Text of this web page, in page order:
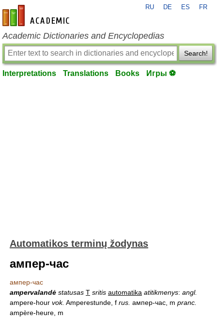
en-academic.com
RU DE ES FR
Academic Dictionaries and Encyclopedias
Search!
Interpretations Translations Books Игры ⚽
Automatikos terminų žodynas
ампер-час
ампер-час
ampervalandė statusas T sritis automatika atitikmenys: angl.
ampere-hour vok. Amperestunde, f rus. ампер-час, m pranc.
ampère-heure, m